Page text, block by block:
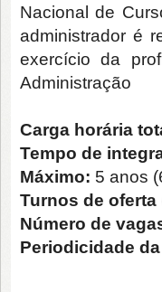
Nacional de
administrador é
exercício da
Administração
Carga horária
Tempo de
Máximo: 5 anos
Turnos de oferta
Número de
Periodicidade